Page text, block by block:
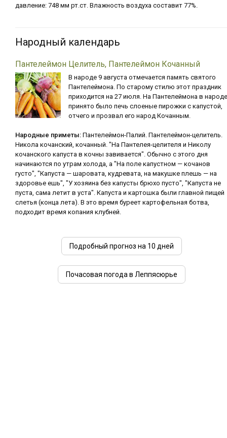
давление: 748 мм рт.ст. Влажность воздуха составит 77%.
Народный календарь
Пантелеймон Целитель, Пантелеймон Кочанный
В народе 9 августа отмечается память святого
Пантелеймона. По старому стилю этот праздник
приходится на 27 июля. На Пантелеймона в народе
принято было печь слоеные пирожки с капустой,
отчего и прозвал его народ Кочанным.
Народные приметы: Пантелеймон-Палий. Пантелеймон-целитель.
Никола кочанский, кочанный. "На Пантелея-целителя и Николу
кочанского капуста в кочны завивается". Обычно с этого дня
начинаются по утрам холода, а "На поле капустном — кочанов
густо", "Капуста — шаровата, кудревата, на макушке плешь — на
здоровье ешь", "У хозяина без капусты брюхо пусто", "Капуста не
пуста, сама летит в уста". Капуста и картошка были главной пищей
слетья (конца лета). В это время буреет картофельная ботва,
подходит время копания клубней.
Подробный прогноз на 10 дней
Почасовая погода в Леппясюрье